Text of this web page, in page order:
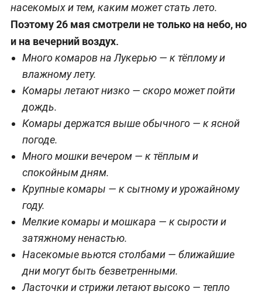
насекомых и тем, каким может стать лето.
Поэтому 26 мая смотрели не только на небо, но
и на вечерний воздух.
Много комаров на Лукерью — к тёплому и
влажному лету.
Комары летают низко — скоро может пойти
дождь.
Комары держатся выше обычного — к ясной
погоде.
Много мошки вечером — к тёплым и
спокойным дням.
Крупные комары — к сытному и урожайному
году.
Мелкие комары и мошкара — к сырости и
затяжному ненастью.
Насекомые вьются столбами — ближайшие
дни могут быть безветренными.
Ласточки и стрижи летают высоко — тепло